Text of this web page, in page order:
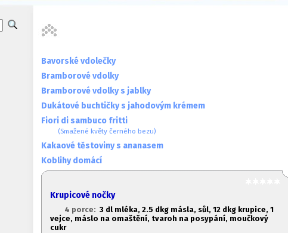
Bavorské vdolečky
Bramborové vdolky
Bramborové vdolky s jablky
Dukátové buchtičky s jahodovým krémem
Fiori di sambuco fritti
(Smažené květy černého bezu)
Kakaové těstoviny s ananasem
Koblihy domácí
Krupicové nočky
4 porce: 3 dl mléka, 2.5 dkg másla, sůl, 12 dkg krupice, 1
vejce, máslo na omaštění, tvaroh na posypání, moučkový
cukr